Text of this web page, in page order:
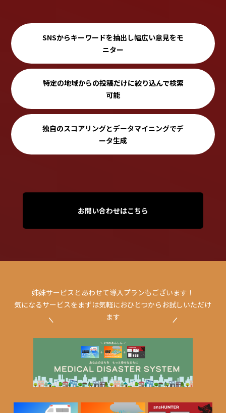
SNSからキーワードを抽出し幅広い意見をモ
ニター
特定の地域からの投稿だけに絞り込んで検索
可能
独自のスコアリングとデータマイニングでデ
ータ生成
お問い合わせはこちら
姉妹サービスとあわせて導入プランもございます！
気になるサービスをまずは気軽におひとつからお試しいただけ
ます